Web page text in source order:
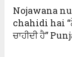
Nojawana
chahidi hai
ਚਾਹੀਦੀ ਹੈ”